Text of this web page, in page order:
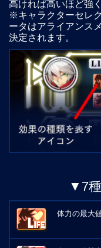
高ければ高いほど強
※キャラクターセレ
ータはアライアンス
決定されます。
▼7
体力の最大